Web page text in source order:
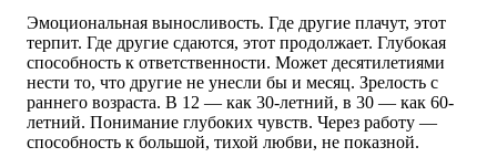
Эмоциональная выносливость. Где другие плачут, этот
терпит. Где другие сдаются, этот продолжает. Глубокая
способность к ответственности. Может десятилетиями
нести то, что другие не унесли бы и месяц. Зрелость с
раннего возраста. В 12 — как 30-летний, в 30 — как 60-
летний. Понимание глубоких чувств. Через работу —
способность к большой, тихой любви, не показной.